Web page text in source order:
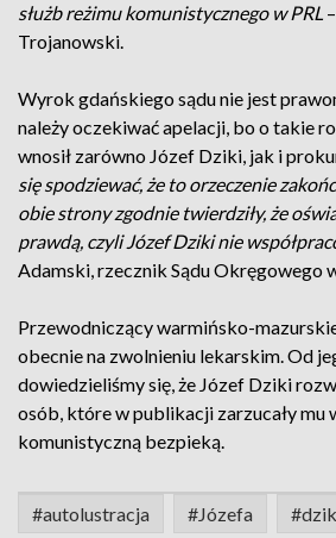
służb reżimu komunistycznego w PRL
Trojanowski.
Wyrok gdańskiego sądu nie jest
należy oczekiwać apelacji, bo o takie
wnosił zarówno Józef Dziki, jak i
się spodziewać, że to orzeczenie
obie strony zgodnie twierdziły, że
prawdą, czyli Józef Dziki nie
Adamski, rzecznik Sądu Okręgowego
Przewodniczący warmińsko-
obecnie na zwolnieniu lekarskim. Od
dowiedzieliśmy się, że Józef Dziki
osób, które w publikacji zarzucały mu
komunistyczną bezpieką.
#autolustracja #Józefa